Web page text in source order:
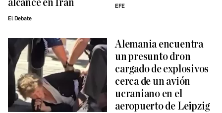
alcance en Irán
El Debate
EFE
Alemania encuentra
un presunto dron
cargado de explosivos
cerca de un avión
ucraniano en el
aeropuerto de Leipzig